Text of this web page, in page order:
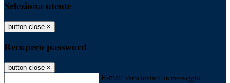
Seleziona utente
button close ×
Recupero password
button close ×
E-mail Verrà inviato un messaggio